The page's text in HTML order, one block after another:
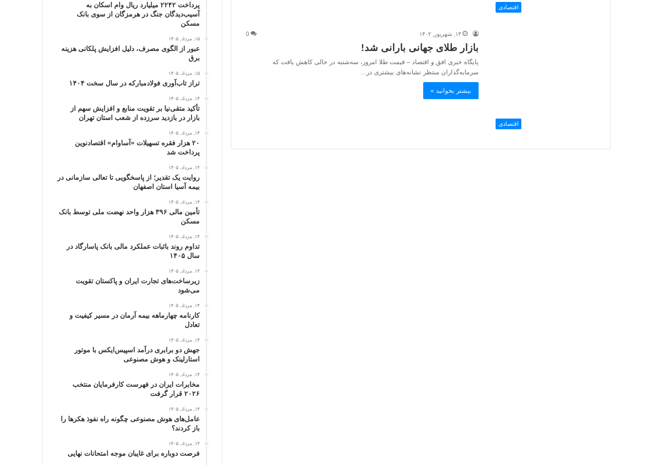
اقتصادی
اقتصادی
۱۴, شهریور, ۱۴۰۲ 0
بازار طلای جهانی بارانی شد!
پایگاه خبری افق و اقتصاد – قیمت طلا امروز، سه‌شنبه در حالی کاهش یافت که
سرمایه‌گذاران منتظر نشانه‌های بیشتری در…
بیشتر بخوانید »
پرداخت ۲۲۴۲ میلیارد ریال وام اسکان به
آسیب‌دیدگان جنگ در هرمزگان از سوی بانک
مسکن
۱۵, مرداد, ۱۴۰۵
عبور از الگوی مصرف، دلیل افزایش پلکانی هزینه
برق
۱۵, مرداد, ۱۴۰۵
تراز تاب‌آوری فولادمبارکه در سال سخت ۱۴۰۴
۱۴, مرداد, ۱۴۰۵
تأکید متقی‌نیا بر تقویت منابع و افزایش سهم از
بازار در بازدید سرزده از شعب استان تهران
۱۴, مرداد, ۱۴۰۵
۲۰ هزار فقره تسهیلات «آساوام» اقتصادنوین
پرداخت شد
۱۴, مرداد, ۱۴۰۵
روایت یک تقدیر؛ از پاسخگویی تا تعالی سازمانی در
بیمه آسیا استان اصفهان
۱۴, مرداد, ۱۴۰۵
تأمین مالی ۳۹۶ هزار واحد نهضت ملی توسط بانک
مسکن
۱۴, مرداد, ۱۴۰۵
تداوم روند باثبات عملکرد مالی بانک پاسارگاد در
سال ۱۴۰۵
۱۴, مرداد, ۱۴۰۵
زیرساخت‌های تجارت ایران و پاکستان تقویت
می‌شود
۱۴, مرداد, ۱۴۰۵
کارنامه چهارماهه بیمه آرمان در مسیر کیفیت و
تعادل
۱۴, مرداد, ۱۴۰۵
جهش دو برابری درآمد اسپیس‌ایکس با موتور
استارلینک و هوش مصنوعی
۱۴, مرداد, ۱۴۰۵
مخابرات ایران در فهرست کارفرمایان منتخب
۲۰۲۶ قرار گرفت
۱۴, مرداد, ۱۴۰۵
عامل‌های هوش مصنوعی چگونه راه نفوذ هکرها را
باز کردند؟
۱۴, مرداد, ۱۴۰۵
فرصت دوباره برای غایبان موجه امتحانات نهایی